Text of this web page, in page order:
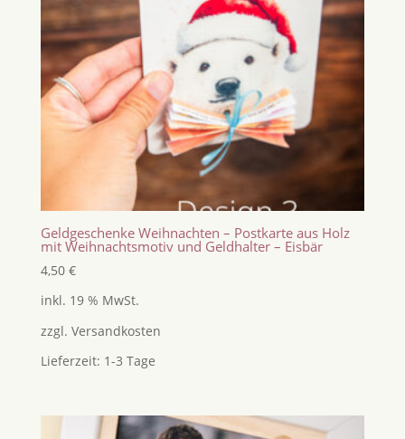
Geldgeschenke Weihnachten – Postkarte aus Holz
mit Weihnachtsmotiv und Geldhalter – Eisbär
4,50 €
inkl. 19 % MwSt.
zzgl. Versandkosten
Lieferzeit: 1-3 Tage